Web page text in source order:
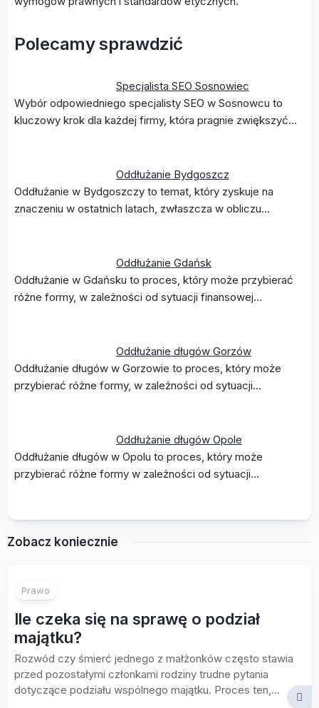
Polecamy sprawdzić
Specjalista SEO Sosnowiec
Wybór odpowiedniego specjalisty SEO w Sosnowcu to
kluczowy krok dla każdej firmy, która pragnie zwiększyć…
Oddłużanie Bydgoszcz
Oddłużanie w Bydgoszczy to temat, który zyskuje na
znaczeniu w ostatnich latach, zwłaszcza w obliczu…
Oddłużanie Gdańsk
Oddłużanie w Gdańsku to proces, który może przybierać
różne formy, w zależności od sytuacji finansowej…
Oddłużanie długów Gorzów
Oddłużanie długów w Gorzowie to proces, który może
przybierać różne formy, w zależności od sytuacji…
Oddłużanie długów Opole
Oddłużanie długów w Opolu to proces, który może
przybierać różne formy w zależności od sytuacji…
Zobacz koniecznie
Prawo
Ile czeka się na sprawę o podział
majątku?
Rozwód czy śmierć jednego z małżonków często stawia
przed pozostałymi członkami rodziny trudne pytania
dotyczące podziału wspólnego majątku. Proces ten,...